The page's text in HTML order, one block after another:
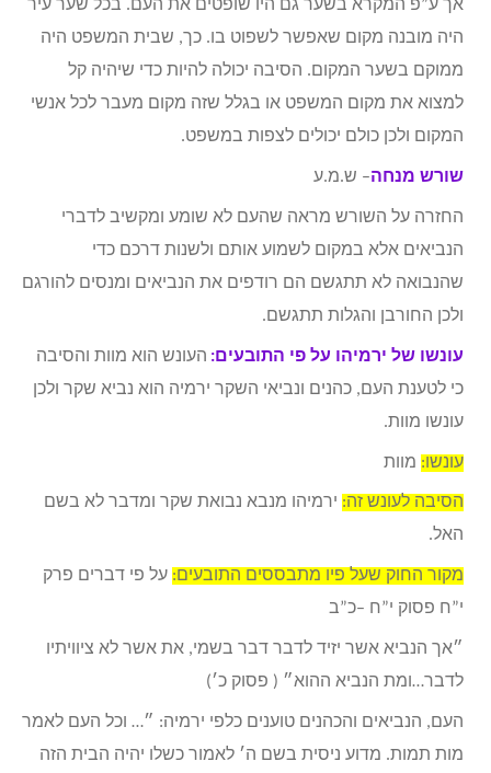
אך ע”פ המקרא בשער גם היו שופטים את העם. בכל שער עיר
היה מובנה מקום שאפשר לשפוט בו. כך, שבית המשפט היה
ממוקם בשער המקום. הסיבה יכולה להיות כדי שיהיה קל
למצוא את מקום המשפט או בגלל שזה מקום מעבר לכל אנשי
המקום ולכן כולם יכולים לצפות במשפט.
שורש מנחה– ש.מ.ע
החזרה על השורש מראה שהעם לא שומע ומקשיב לדברי
הנביאים אלא במקום לשמוע אותם ולשנות דרכם כדי
שהנבואה לא תתגשם הם רודפים את הנביאים ומנסים להורגם
ולכן החורבן והגלות תתגשם.
עונשו של ירמיהו על פי התובעים: העונש הוא מוות והסיבה
כי לטענת העם, כהנים ונביאי השקר ירמיה הוא נביא שקר ולכן
עונשו מוות.
עונשו: מוות
הסיבה לעונש זה: ירמיהו מנבא נבואת שקר ומדבר לא בשם
האל.
מקור החוק שעל פיו מתבססים התובעים: על פי דברים פרק
י”ח פסוק י”ח –כ”ב
״אך הנביא אשר יזיד לדבר דבר בשמי, את אשר לא ציוויתיו
לדבר…ומת הנביא ההוא״ ( פסוק כ׳)
העם, הנביאים והכהנים טוענים כלפי ירמיה: ״… וכל העם לאמר
מות תמות. מדוע ניסית בשם ה׳ לאמור כשלו יהיה הבית הזה